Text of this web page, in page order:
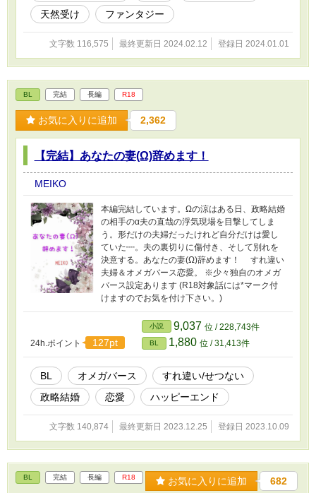
天然受け
ファンタジー
文字数 116,575 最終更新日 2024.02.12 登録日 2024.01.01
BL 完結 長編 R18
お気に入りに追加 2,362
【完結】あなたの妻(Ω)辞めます！
MEIKO
本編完結しています。Ωの涼はある日、政略結婚
の相手のα夫の直哉の浮気現場を目撃してしま
う。形だけの夫婦だったけれど自分だけは愛し
ていた┉。夫の裏切りに傷付き、そして別れを
決意する。あなたの妻(Ω)辞めます！ すれ違い
夫婦＆オメガバース恋愛。 ※少々独自のオメガ
バース設定あります (R18対象話には*マーク付
けますのでお気を付け下さい。)
24h.ポイント 127pt
小説 9,037 位 / 228,743件
BL 1,880 位 / 31,413件
BL オメガバース
すれ違い/せつない
政略結婚
恋愛 ハッピーエンド
文字数 140,874 最終更新日 2023.12.25 登録日 2023.10.09
BL 完結 長編 R18 お気に入りに追加 682